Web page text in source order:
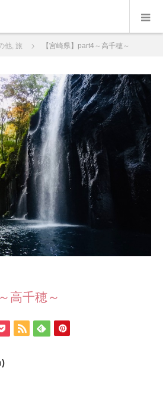
他, 旅 【宮崎県】part4～高千穂～
高千穂～
)